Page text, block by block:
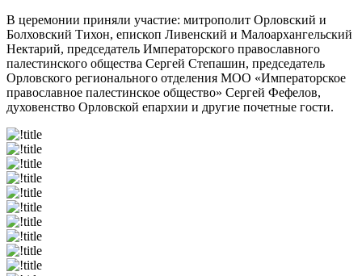
В церемонии приняли участие: митрополит Орловский и
Болховский Тихон, епископ Ливенский и Малоархангельский
Нектарий, председатель Императорского православного
палестинского общества Сергей Степашин, председатель
Орловского регионального отделения МОО «Императорское
православное палестинское общество» Сергей Фефелов,
духовенство Орловской епархии и другие почетные гости.